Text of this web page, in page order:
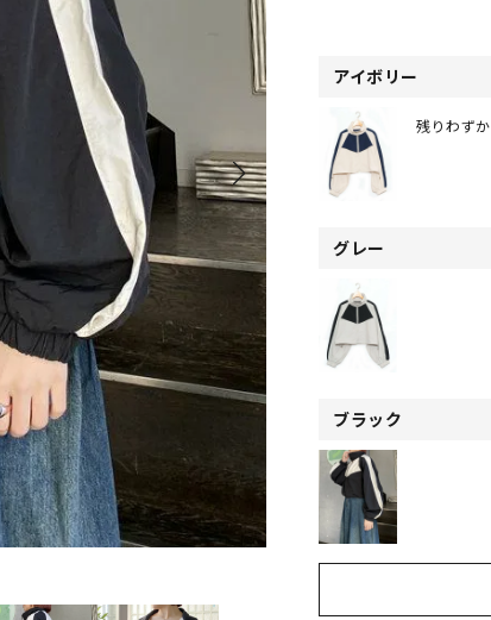
アイボリー
残りわずか
グレー
ブラック